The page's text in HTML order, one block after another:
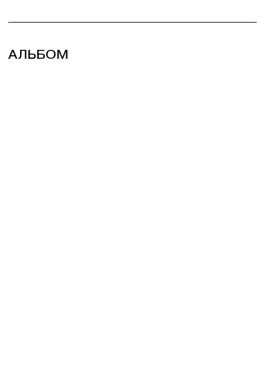
АЛЬБОМ